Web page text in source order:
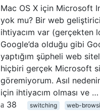
Mac OS X için Microsoft
yok mu? Bir web
ihtiyacım var (gerçekten
Google’da olduğu gibi
yaptığım şüpheli web
hiçbiri gerçek Microsoft
göremiyorum. Asıl
için ihtiyacım olması ve …
38
switching web-